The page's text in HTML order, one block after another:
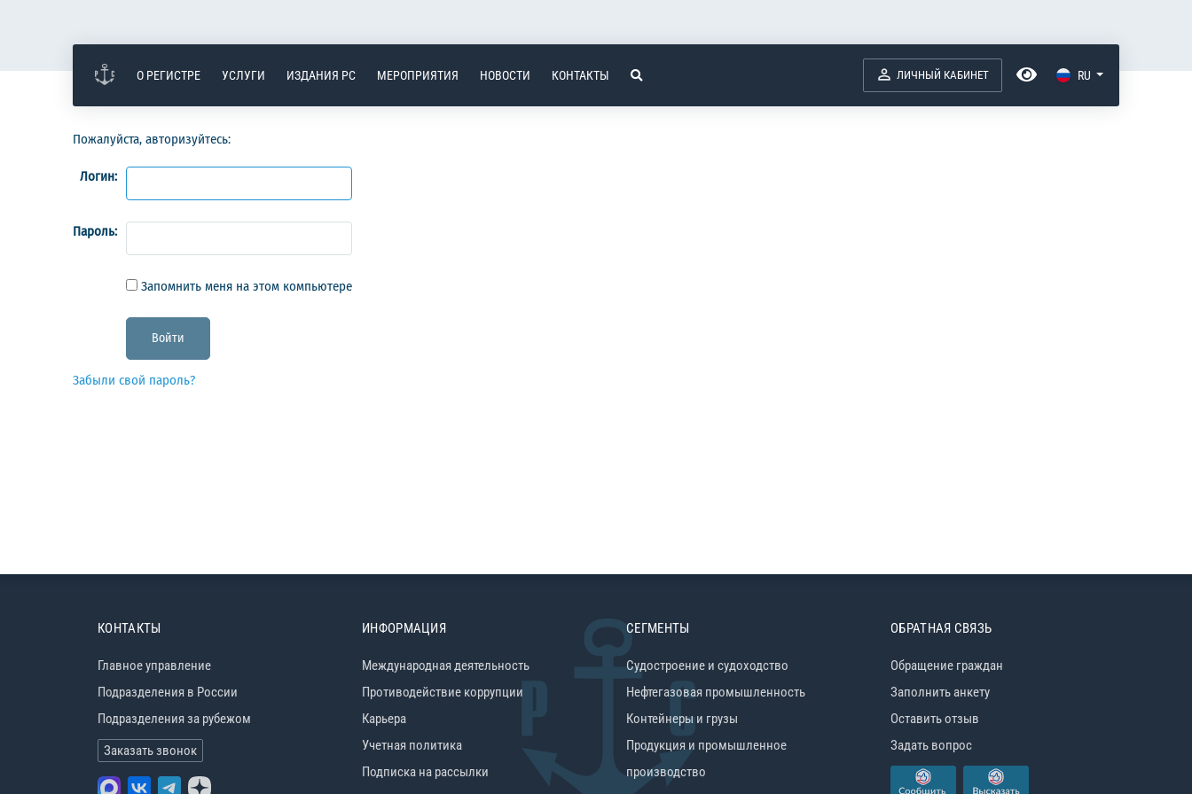
О РЕГИСТРЕ УСЛУГИ ИЗДАНИЯ РС МЕРОПРИЯТИЯ НОВОСТИ КОНТАКТЫ ЛИЧНЫЙ КАБИНЕТ RU
Пожалуйста, авторизуйтесь:
Логин:
Пароль:
Запомнить меня на этом компьютере
Забыли свой пароль?
КОНТАКТЫ
Главное управление
Подразделения в России
Подразделения за рубежом
Заказать звонок
ИНФОРМАЦИЯ
Международная деятельность
Противодействие коррупции
Карьера
Учетная политика
Подписка на рассылки
СЕГМЕНТЫ
Судостроение и судоходство
Нефтегазовая промышленность
Контейнеры и грузы
Продукция и промышленное
производство
ОБРАТНАЯ СВЯЗЬ
Обращение граждан
Заполнить анкету
Оставить отзыв
Задать вопрос